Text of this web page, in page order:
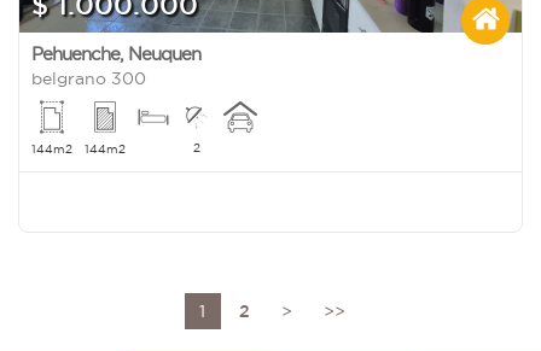
Pehuenche, Neuquen
belgrano 300
144m2 144m2 2
1 2 > >>